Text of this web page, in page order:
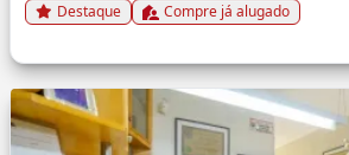
Destaque Compre já alugado